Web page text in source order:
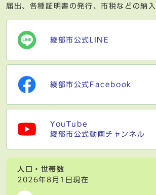
届出、各種証明書の発行、市税などの納入
綾部市公式LINE
綾部市公式Facebook
YouTube
綾部市公式動画チャンネル
人口・世帯数
2026年8月1日現在